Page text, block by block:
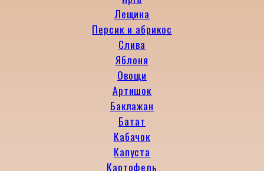
Лещина
Персик и абрикос
Слива
Яблоня
Овощи
Артишок
Баклажан
Батат
Кабачок
Капуста
Картофель